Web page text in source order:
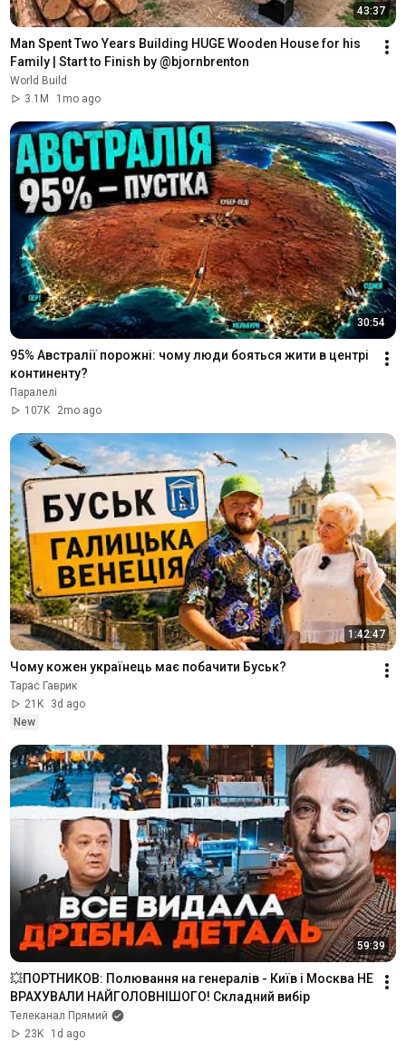
43:37
Man Spent Two Years Building HUGE Wooden House for his
Family | Start to Finish by @bjornbrenton
World Build
3.1M
1mo ago
30:54
95% Австралії порожні: чому люди бояться жити в центрі
континенту?
Паралелі
107K
2mo ago
1:42:47
Чому кожен українець має побачити Буськ?
Тарас Гаврик
21K
3d ago
New
59:39
💥ПОРТНИКОВ: Полювання на генералів - Київ і Москва НЕ
ВРАХУВАЛИ НАЙГОЛОВНІШОГО! Складний вибір
Телеканал Прямий
23K
1d ago